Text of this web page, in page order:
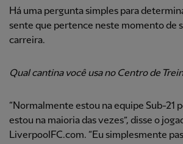
Há uma pergunta simples para
sente que pertence neste momento de
carreira.
Qual cantina você usa no Centro de
“Normalmente estou na equipe Sub-21
estou na maioria das vezes”, disse o
LiverpoolFC.com. “Eu simplesmente